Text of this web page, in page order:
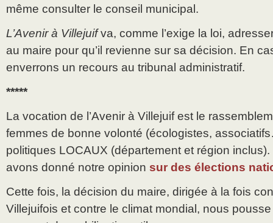
même consulter le conseil municipal.
L’Avenir à Villejuifva, comme l’exige la loi,
au maire pour qu’il revienne sur sa décision. En
enverrons un recours au tribunal administratif.
*****
La vocation de l’Avenir à Villejuif est le
femmes de bonne volonté (écologistes,
politiques LOCAUX (département et région
avons donné notre opinion sur des élections
Cette fois, la décision du maire, dirigée à la fois
Villejuifois et contre le climat mondial, nous